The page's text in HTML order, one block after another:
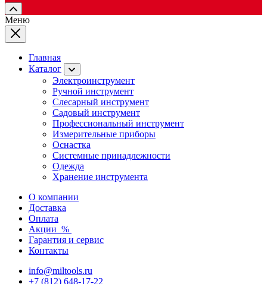
Меню
Главная
Каталог
Электроинструмент
Ручной инструмент
Слесарный инструмент
Садовый инструмент
Профессиональный инструмент
Измерительные приборы
Оснастка
Системные принадлежности
Одежда
Хранение инструмента
О компании
Доставка
Оплата
Акции %
Гарантия и сервис
Контакты
info@miltools.ru
+7 (812) 648-17-22